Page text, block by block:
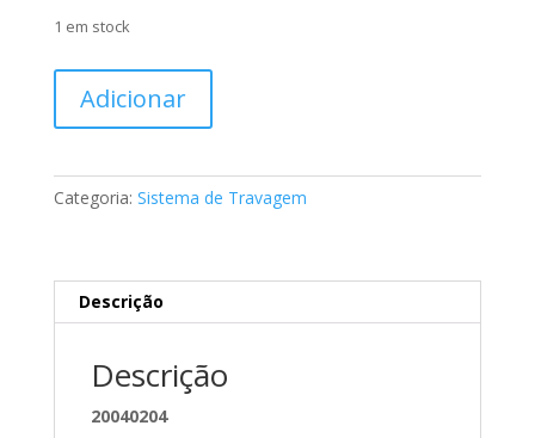
1 em stock
Cabo
travão
A2114200185
Adicionar
Categoria: Sistema de Travagem
Descrição
Descrição
20040204